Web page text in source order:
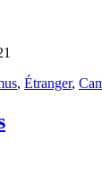
, Étranger,